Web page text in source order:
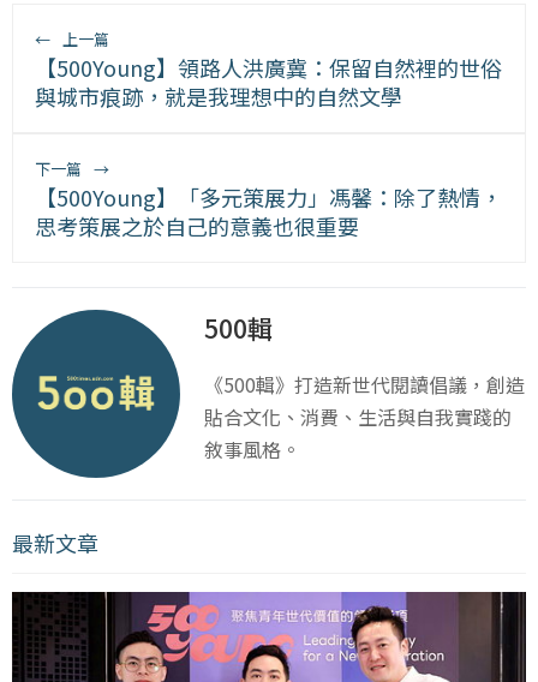
← 上一篇
【500Young】領路人洪廣冀：保留自然裡的世俗
與城市痕跡，就是我理想中的自然文學
下一篇 →
【500Young】「多元策展力」馮馨：除了熱情，
思考策展之於自己的意義也很重要
500輯
《500輯》打造新世代閱讀倡議，創造
貼合文化、消費、生活與自我實踐的
敘事風格。
最新文章